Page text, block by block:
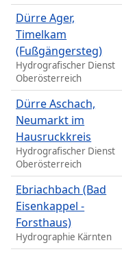
Dürre Ager,
Timelkam
(Fußgängersteg)
Hydrografischer Dienst
Oberösterreich
Dürre Aschach,
Neumarkt im
Hausruckkreis
Hydrografischer Dienst
Oberösterreich
Ebriachbach (Bad
Eisenkappel -
Forsthaus)
Hydrographie Kärnten